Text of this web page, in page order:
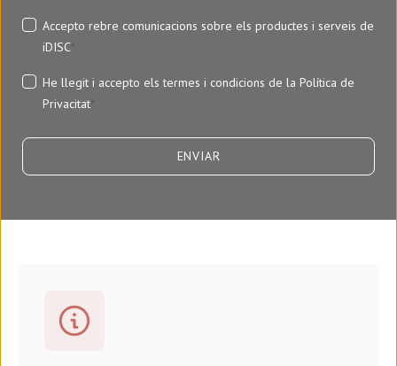
Accepto rebre comunicacions sobre els productes i serveis de
iDISC*
He llegit i accepto els termes i condicions de la Política de
Privacitat*